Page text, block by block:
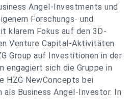
Angel-Investments und
Forschungs- und
klarem Fokus auf den 3D-
Venture Capital-Aktivitäten
Group auf Investitionen in der
engagiert sich die Gruppe in
HZG NewConcepts bei
als Business Angel-Investor. In